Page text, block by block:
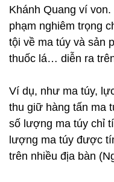
Khánh Quang ví
phạm nghiêm trọng
tội về ma túy và sản
thuốc lá… diễn ra
Ví dụ, như ma túy,
thu giữ hàng tấn ma
số lượng ma túy chỉ
lượng ma túy được
trên nhiều địa bàn